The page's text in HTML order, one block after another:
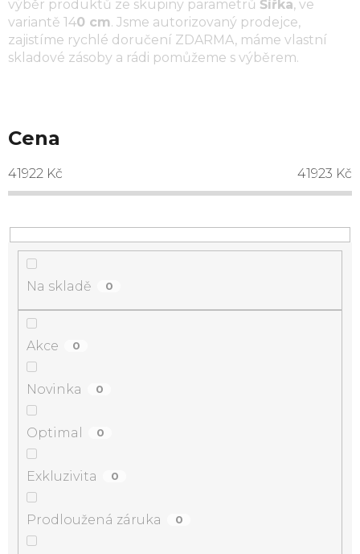
výběr produktů ze skupiny parametrů Šířka, ve
variantě 140 cm. Jsme autorizovaný prodejce,
zajistíme rychlé doručení ZDARMA, máme vlastní
skladové zásoby a rádi pomůžeme s výběrem.
Cena
41922 Kč 41923 Kč
Na skladě 0
Akce 0
Novinka 0
Optimal 0
Exkluzivita 0
Prodloužená záruka 0